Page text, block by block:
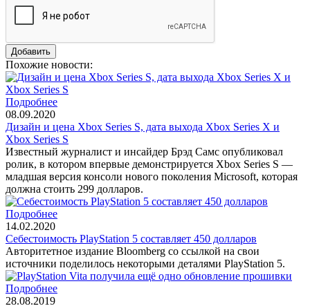
Похожие новости:
Подробнее
08.09.2020
Дизайн и цена Xbox Series S, дата выхода Xbox Series X и
Xbox Series S
Известный журналист и инсайдер Брэд Самс опубликовал
ролик, в котором впервые демонстрируется Xbox Series S —
младшая версия консоли нового поколения Microsoft, которая
должна стоить 299 долларов.
Подробнее
14.02.2020
Себестоимость PlayStation 5 составляет 450 долларов
Авторитетное издание Bloomberg со ссылкой на свои
источники поделилось некоторыми деталями PlayStation 5.
Подробнее
28.08.2019